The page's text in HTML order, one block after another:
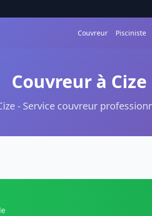
Couvreur Pisciniste
Couvreur à Cize
- Service couvreur